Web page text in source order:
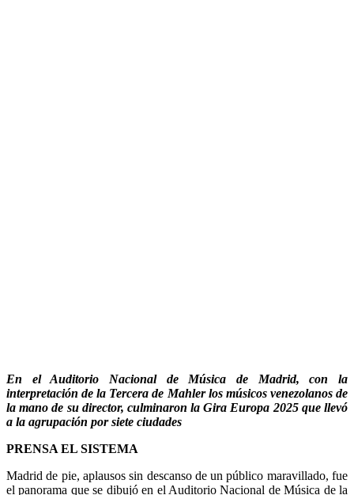
En el Auditorio Nacional de Música de Madrid, con la
interpretación de la Tercera de Mahler los músicos venezolanos de
la mano de su director, culminaron la Gira Europa 2025 que llevó
a la agrupación por siete ciudades
PRENSA EL SISTEMA
Madrid de pie, aplausos sin descanso de un público maravillado, fue
el panorama que se dibujó en el Auditorio Nacional de Música de la